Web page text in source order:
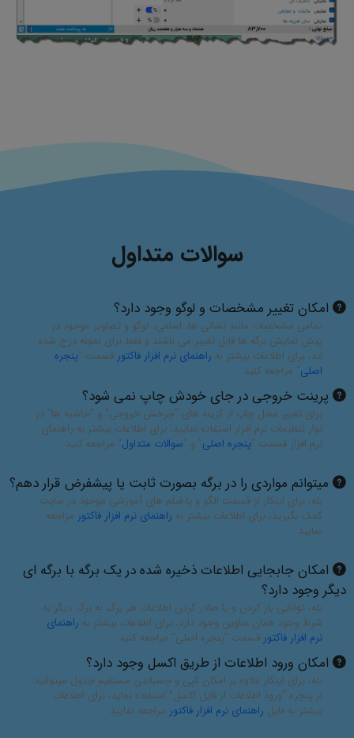
سوالات متداول
امکان تغییر مشخصات و لوگو وجود دارد؟
تمامی مشخصات مانند نشانی ها، اسامی، لوگو و تصاویر موجود در
پیش نمایش برگه ها قابل تغییر می باشند و فقط برای نمونه درج شده
اند، برای اطلاعات بیشتر به راهنمای نرم افزار فاکتور قسمت "پنجره
اصلی" مراجعه کنید
پرینت خروجی در جای خودش چاپ نمی شود؟
برای تغییر محل چاپ از گزینه های "چرخش خروجی" و "حاشیه ها" در
نوار تنظیمات نرم افزار استفاده نمایید، برای اطلاعات بیشتر به راهنمای
نرم افزار قسمت "پنجره اصلی" و "سوالات متداول" مراجعه کنید
میتوانم مواردی را در برگه بصورت ثابت یا پیشفرض قرار دهم؟
بله، برای اینکار از قسمت الگو و یا فیلم های آموزشی موجود در سایت
کمک بگیرید، برای اطلاعات بیشتر به راهنمای نرم افزار فاکتور مراجعه
نمایید
امکان جابجایی اطلاعات ذخیره شده در یک برگه با برگه ای
دیگر وجود دارد؟
بله، توانایی باز کردن و یا صادر کردن اطلاعات هر برگ به برگ دیگر به
شرط وجود همان عناوین وجود دارد، برای اطلاعات بیشتر به راهنمای
نرم افزار فاکتور قسمت "پنجره اصلی" مراجعه کنید
امکان ورود اطلاعات از طریق اکسل وجود دارد؟
بله، برای اینکار علاوه بر امکان کپی و چسباندن مستقیم جدول میتوانید
از پنجره "ورود اطلاعات از فایل اکسل" استفاده نماید، برای اطلاعات
بیشتر به فایل راهنمای نرم افزار فاکتور مراجعه نمایید